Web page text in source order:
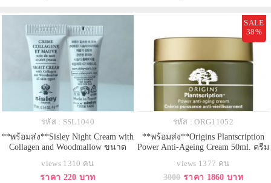
รหัส : SSL1040
**พร้อมส่ง**Sisley Night Cream with
Collagen and Woodmallow ขนาด
ค่ำคืนสูตรพฤกษาวู้ดมาโลว์ที่ผสาน
ลงตัวกับคอลลาเจนธรรมชาติ ช่วย
views 1310 คน
ราคา 220 บาท
SALE
38%
รหัส : ORG11052
**พร้อมส่ง**Origins Plantscription
Power Anti-Ageing Cream 50ml. ครีม
กว่าขึ้น ยกระดับประสิทธิภาพ คลาย
กังวลกับริ้วรอย เตรียมพร้อมเพื่อเผย
views 1377 คน
3000 ราคา 1860 บาท